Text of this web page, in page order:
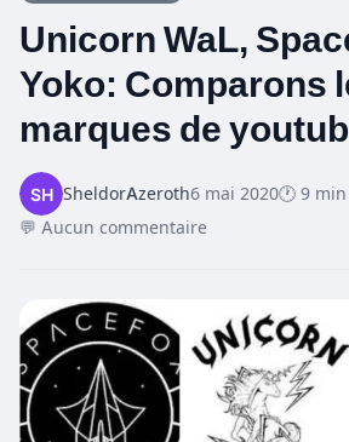
Unicorn WaL,
Yoko: Comparons
marques de
SheldorAzeroth6 mai 2020🕐 9
💬 Aucun commentaire